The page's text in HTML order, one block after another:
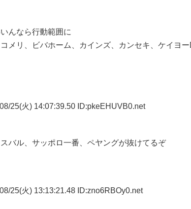
んなら行動範囲に
メリ、ビバホーム、カインズ、カンセキ、ケイヨー
08/25(火) 14:07:39.50 ID:pkeEHUVB0.net
バル、サッポロ一番、ペヤングが抜けてるぞ
08/25(火) 13:13:21.48 ID:zno6RBOy0.net